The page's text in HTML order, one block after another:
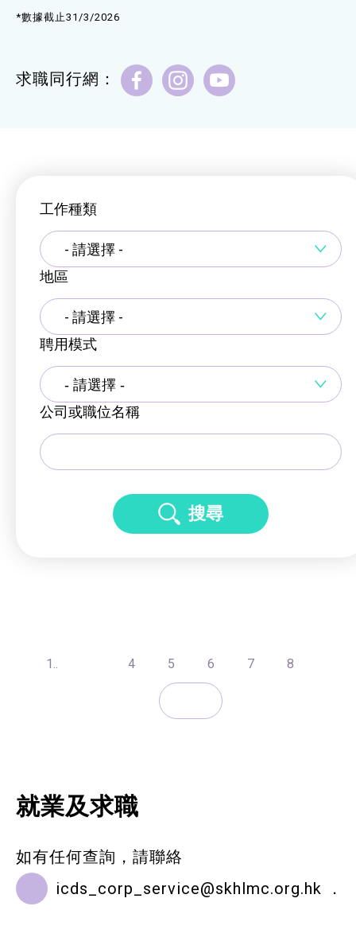
*數據截止31/3/2026
求職同行網：
工作種類
- 請選擇 -
地區
- 請選擇 -
聘用模式
公司或職位名稱
搜尋
1.. 4 5 6 7 8
就業及求職
如有任何查詢，請聯絡
icds_corp_service@skhlmc.org.hk ．